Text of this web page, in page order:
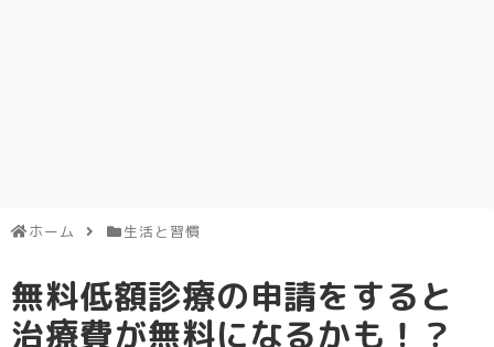
ホーム 生活と習慣
無料低額診療の申請をすると
治療費が無料になるかも！？